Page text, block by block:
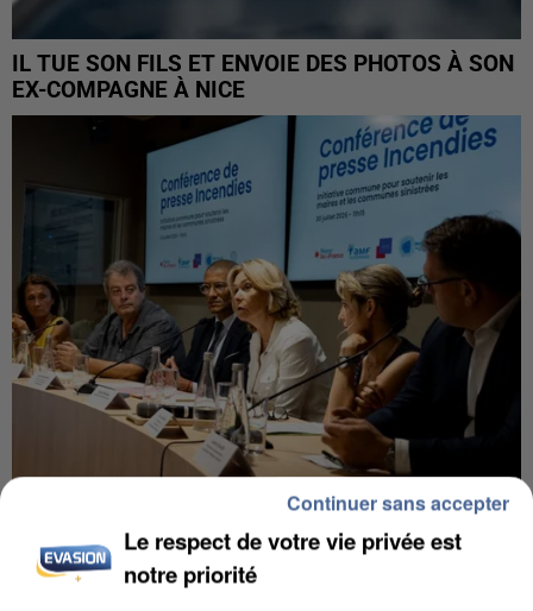
IL TUE SON FILS ET ENVOIE DES PHOTOS À SON
EX-COMPAGNE À NICE
INCENDIES : L’ÎLE-DE-FRANCE LANCE UN ÉLAN
DE SOLIDARITÉ AVEC LES...
Le respect de votre vie privée est
notre priorité
Continuer sans accepter